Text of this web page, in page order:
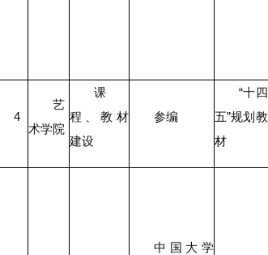
4
艺
术学院
课
程、教材
建设
参编
“十四
五”规划教
材
中国大学